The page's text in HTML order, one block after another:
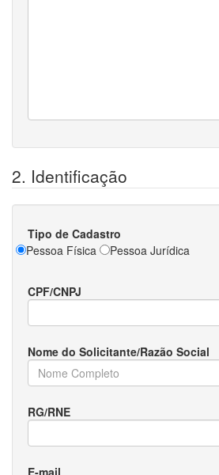
2. Identificação
Tipo de Cadastro
Pessoa Física
Pessoa Jurídica
CPF/CNPJ
Nome do Solicitante/Razão Social
RG/RNE
E-mail